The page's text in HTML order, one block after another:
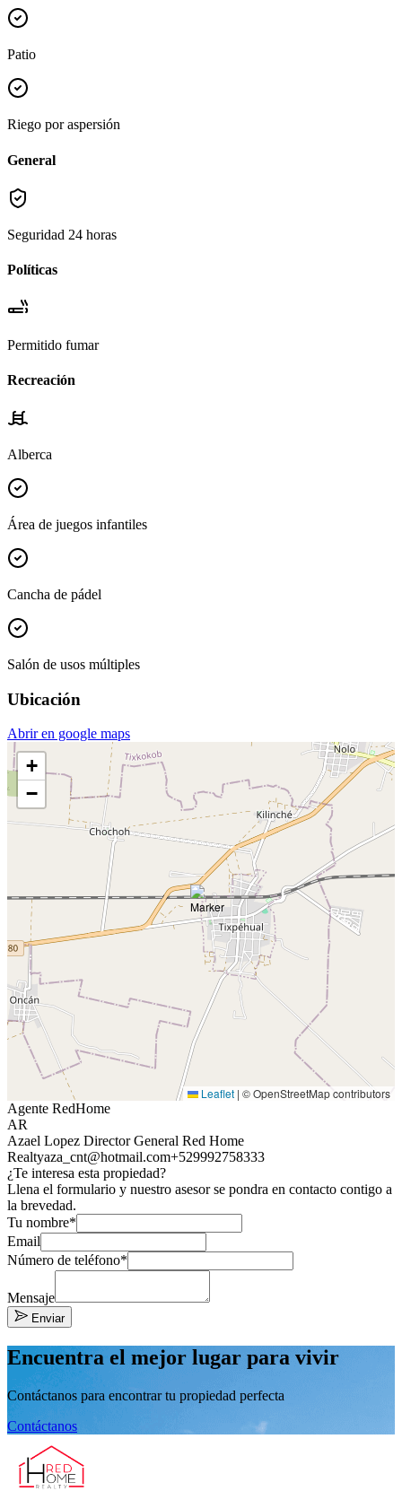
Patio
Riego por aspersión
General
Seguridad 24 horas
Políticas
Permitido fumar
Recreación
Alberca
Área de juegos infantiles
Cancha de pádel
Salón de usos múltiples
Ubicación
Abrir en google maps
+
−
Leaflet | © OpenStreetMap contributors
Agente RedHome
AR
Azael Lopez Director General Red Home
Realtyaza_cnt@hotmail.com+529992758333
¿Te interesa esta propiedad?
Llena el formulario y nuestro asesor se pondra en contacto contigo a
la brevedad.
Tu nombre*
Email
Número de teléfono*
Mensaje
Enviar
Encuentra el mejor lugar para vivir
Contáctanos para encontrar tu propiedad perfecta
Contáctanos